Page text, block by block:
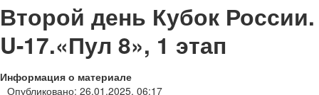
Второй день Кубок России.
U-17.«Пул 8», 1 этап
Информация о материале
Опубликовано: 26.01.2025, 06:17